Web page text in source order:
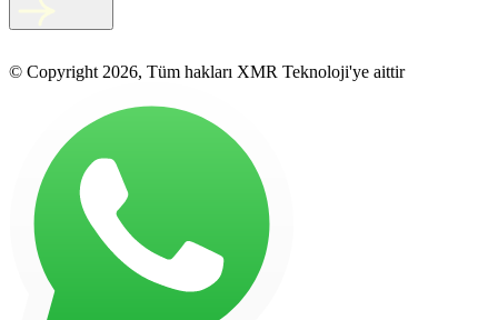
© Copyright 2026, Tüm hakları XMR Teknoloji'ye aittir